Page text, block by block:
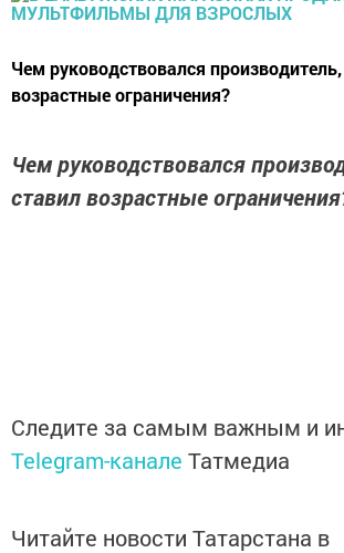
Чем руководствовался
возрастные ограничения?
Чем руководствовался
ставил возрастные
Следите за самым важным и
Telegram-канале Татмедиа
Читайте новости Татарстана в